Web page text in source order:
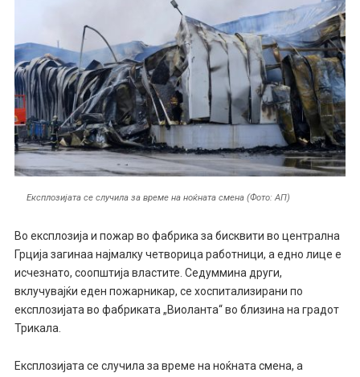
Експлозијата се случила за време на ноќната смена (Фото: АП)
Во експлозија и пожар во фабрика за бисквити во централна
Грција загинаа најмалку четворица работници, а едно лице е
исчезнато, соопштија властите. Седуммина други,
вклучувајќи еден пожарникар, се хоспитализирани по
експлозијата во фабриката „Виоланта“ во близина на градот
Трикала.
Експлозијата се случила за време на ноќната смена, а